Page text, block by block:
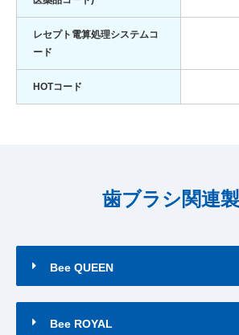
レセプト電算処理システムコ
ード
HOTコード
歯ブラシ関連
Bee QUEEN
Bee ROYAL